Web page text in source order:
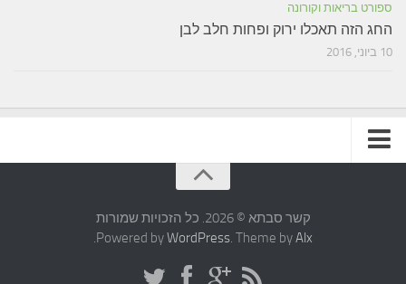
ספורט בריאות וקורונה
החג הזה תאכלו ירוק ופחות חלב לבן
10 ביוני, 2016
קשר סבתא © 2026. כל הזכויות שמורות
Powered byWordPress. Theme byAlx
.